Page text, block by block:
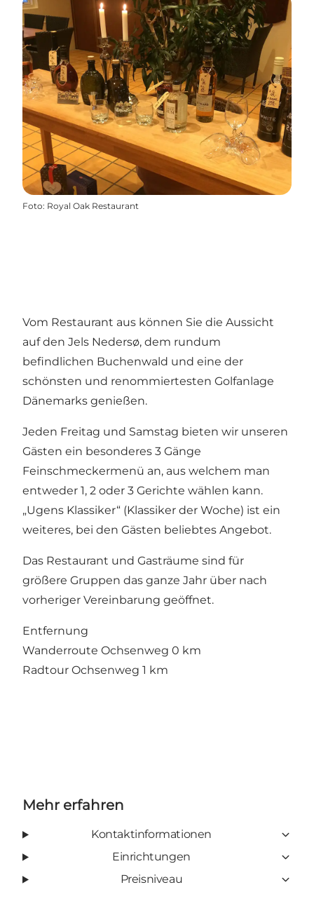
Foto: Royal Oak Restaurant
Vom Restaurant aus können Sie die Aussicht
auf den Jels Nedersø, dem rundum
befindlichen Buchenwald und eine der
schönsten und renommiertesten Golfanlage
Dänemarks genießen.
Jeden Freitag und Samstag bieten wir unseren
Gästen ein besonderes 3 Gänge
Feinschmeckermenü an, aus welchem man
entweder 1, 2 oder 3 Gerichte wählen kann.
„Ugens Klassiker“ (Klassiker der Woche) ist ein
weiteres, bei den Gästen beliebtes Angebot.
Das Restaurant und Gasträume sind für
größere Gruppen das ganze Jahr über nach
vorheriger Vereinbarung geöffnet.
Entfernung
Wanderroute Ochsenweg 0 km
Radtour Ochsenweg 1 km
Mehr erfahren
Kontaktinformationen
Einrichtungen
Preisniveau